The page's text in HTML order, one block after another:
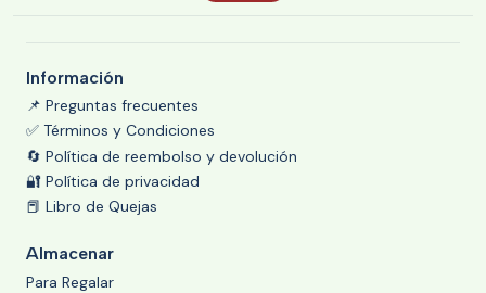
Información
📌 Preguntas frecuentes
✅ Términos y Condiciones
🔄 Política de reembolso y devolución
🔐 Política de privacidad
📕 Libro de Quejas
Almacenar
Para Regalar